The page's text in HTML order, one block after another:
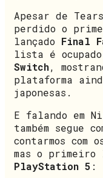
Apesar de
perdido o
lançado Final
lista é
Switch,
plataforma
japonesas.
E falando em
também segue
contarmos com
mas o
PlayStation 5 :